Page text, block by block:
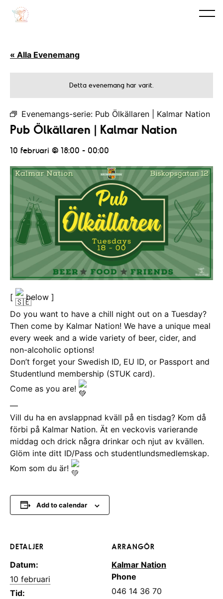
« Alla Evenemang
Detta evenemang har varit.
Evenemangs-serie: Pub Ölkällaren | Kalmar Nation
Pub Ölkällaren | Kalmar Nation
10 februari @ 18:00 - 00:00
[
below ]
Do you want to have a chill night out on a Tuesday?
Then come by Kalmar Nation! We have a unique meal
every week and a wide variety of beer, cider, and
non-alcoholic options!
Don’t forget your Swedish ID, EU ID, or Passport and
Studentlund membership (STUK card).
Come as you are!
—
Vill du ha en avslappnad kväll på en tisdag? Kom då
förbi på Kalmar Nation. Ät en veckovis varierande
middag och drick några drinkar och njut av kvällen.
Glöm inte ditt ID/Pass och studentlundsmedlemskap.
Kom som du är!
Add to calendar
DETALJER
Datum:
10 februari
Tid:
ARRANGÖR
Kalmar Nation
Phone
046 14 36 70